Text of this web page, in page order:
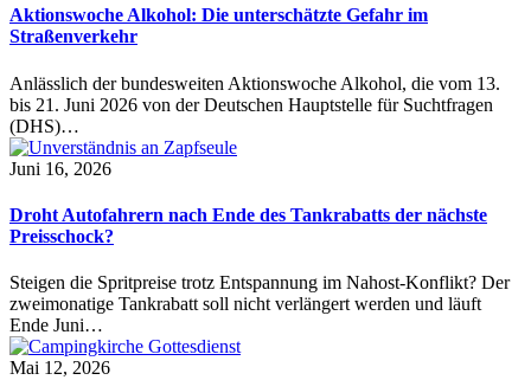
Aktionswoche Alkohol: Die unterschätzte Gefahr im
Straßenverkehr
Anlässlich der bundesweiten Aktionswoche Alkohol, die vom 13.
bis 21. Juni 2026 von der Deutschen Hauptstelle für Suchtfragen
(DHS)…
Juni 16, 2026
Droht Autofahrern nach Ende des Tankrabatts der nächste
Preisschock?
Steigen die Spritpreise trotz Entspannung im Nahost-Konflikt? Der
zweimonatige Tankrabatt soll nicht verlängert werden und läuft
Ende Juni…
Mai 12, 2026